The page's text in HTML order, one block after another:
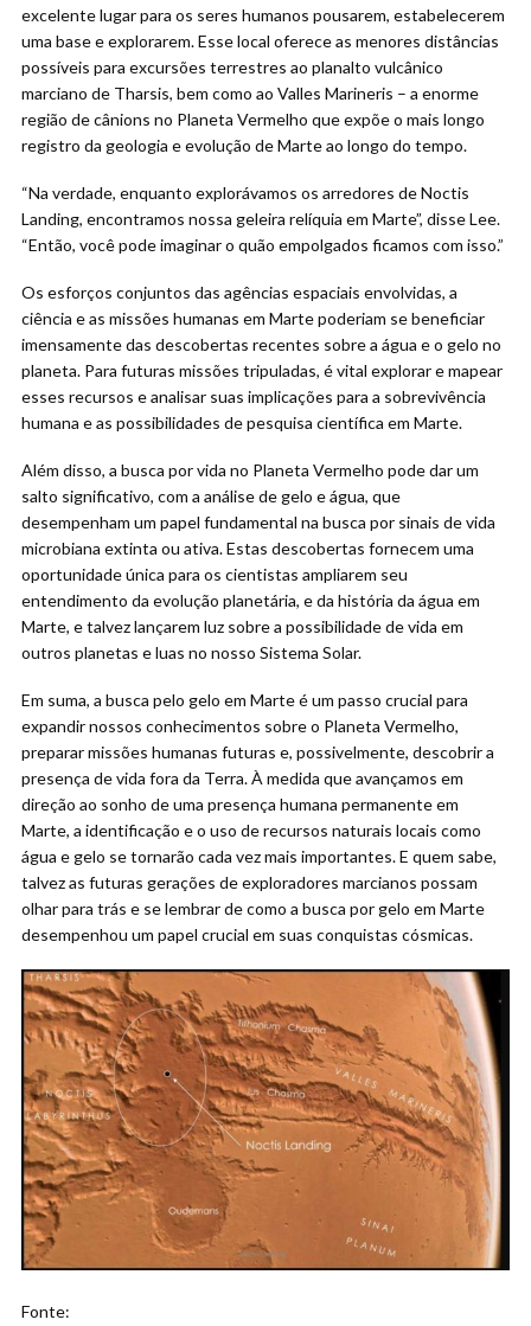
excelente lugar para os seres humanos pousarem, estabelecerem
uma base e explorarem. Esse local oferece as menores distâncias
possíveis para excursões terrestres ao planalto vulcânico
marciano de Tharsis, bem como ao Valles Marineris – a enorme
região de cânions no Planeta Vermelho que expõe o mais longo
registro da geologia e evolução de Marte ao longo do tempo.
“Na verdade, enquanto explorávamos os arredores de Noctis
Landing, encontramos nossa geleira relíquia em Marte”, disse Lee.
“Então, você pode imaginar o quão empolgados ficamos com isso.”
Os esforços conjuntos das agências espaciais envolvidas, a
ciência e as missões humanas em Marte poderiam se beneficiar
imensamente das descobertas recentes sobre a água e o gelo no
planeta. Para futuras missões tripuladas, é vital explorar e mapear
esses recursos e analisar suas implicações para a sobrevivência
humana e as possibilidades de pesquisa científica em Marte.
Além disso, a busca por vida no Planeta Vermelho pode dar um
salto significativo, com a análise de gelo e água, que
desempenham um papel fundamental na busca por sinais de vida
microbiana extinta ou ativa. Estas descobertas fornecem uma
oportunidade única para os cientistas ampliarem seu
entendimento da evolução planetária, e da história da água em
Marte, e talvez lançarem luz sobre a possibilidade de vida em
outros planetas e luas no nosso Sistema Solar.
Em suma, a busca pelo gelo em Marte é um passo crucial para
expandir nossos conhecimentos sobre o Planeta Vermelho,
preparar missões humanas futuras e, possivelmente, descobrir a
presença de vida fora da Terra. À medida que avançamos em
direção ao sonho de uma presença humana permanente em
Marte, a identificação e o uso de recursos naturais locais como
água e gelo se tornarão cada vez mais importantes. E quem sabe,
talvez as futuras gerações de exploradores marcianos possam
olhar para trás e se lembrar de como a busca por gelo em Marte
desempenhou um papel crucial em suas conquistas cósmicas.
Fonte: